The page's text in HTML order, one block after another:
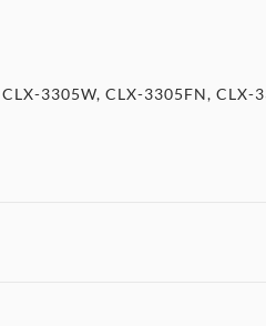
3305W, CLX-3305FN, CLX-